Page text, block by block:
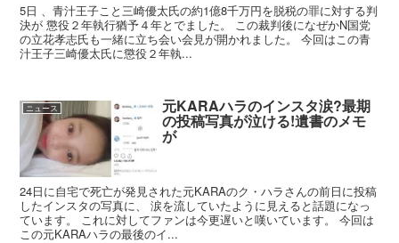
5日 、青汁王子こと三崎優太氏の約1億8千万円を脱税の罪に対する判
決が 懲役２年執行猶予４年とでました。 この裁判後になぜかN国党
の立花孝志氏も一緒に立ち会い会見が開かれました。 今回はこの青
汁王子三崎優太氏に懲役２年執...
ニュース 元KARAハラのインスタ涙?最期
の投稿写真が泣ける!遺書のメモ
が
24日に自宅で死亡が発見された元KARAのク・ハラさんの前日に投稿
したインスタの写真に、 涙を流していたように見えると話題になっ
ています。 これに対してファンは今更遅いと嘆いています。 今回は
この元KARAハラの最後のイ...